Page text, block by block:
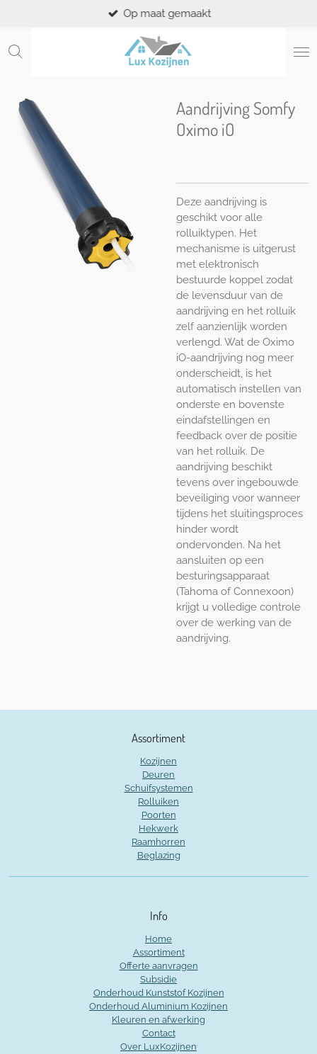
naar
Op maat gemaakt
Aandrijving Somfy
Oximo iO
Deze aandrijving is
geschikt voor alle
rolluiktypen. Het
mechanisme is uitgerust
met elektronisch
bestuurde koppel zodat
de levensduur van de
aandrijving en het rolluik
zelf aanzienlijk worden
verlengd. Wat de Oximo
iO-aandrijving nog meer
onderscheidt, is het
automatisch instellen van
onderste en bovenste
eindafstellingen en
feedback over de positie
van het rolluik. De
aandrijving beschikt
tevens over ingebouwde
beveiliging voor wanneer
tijdens het sluitingsproces
hinder wordt
ondervonden. Na het
aansluiten op een
besturingsapparaat
(Tahoma of Connexoon)
krijgt u volledige controle
over de werking van de
aandrijving.
Assortiment
Kozijnen
Deuren
Schuifsystemen
Rolluiken
Poorten
Hekwerk
Raamhorren
Beglazing
Info
Home
Assortiment
Offerte aanvragen
Subsidie
Onderhoud Kunststof Kozijnen
Onderhoud Aluminium Kozijnen
Kleuren en afwerking
Contact
Over LuxKozijnen